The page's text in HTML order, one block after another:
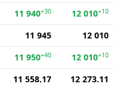
11 940+30 12 010+10
11 945
12 010
11 950+40 12 010+10
11 558.17
12 273.11